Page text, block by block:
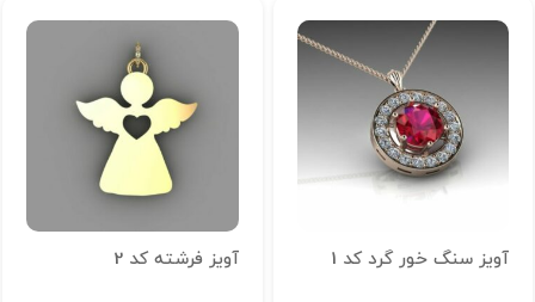
آویز سنگ خور گرد کد 1 آویز فرشته کد 2